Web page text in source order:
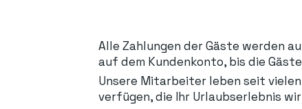
Alle Zahlungen der Gäste werden
auf dem Kundenkonto, bis die
Unsere Mitarbeiter leben seit
verfügen, die Ihr Urlaubserlebnis